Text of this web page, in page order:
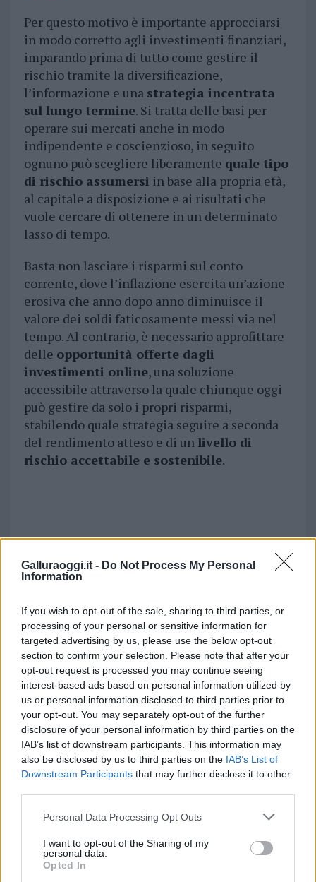
Galluraoggi.it - Do Not Process My Personal
Information
If you wish to opt-out of the sale, sharing to third parties, or
processing of your personal or sensitive information for
targeted advertising by us, please use the below opt-out
section to confirm your selection. Please note that after your
opt-out request is processed you may continue seeing
interest-based ads based on personal information utilized by
us or personal information disclosed to third parties prior to
your opt-out. You may separately opt-out of the further
disclosure of your personal information by third parties on the
IAB’s list of downstream participants. This information may
also be disclosed by us to third parties on the IAB’s List of
Downstream Participants that may further disclose it to other
Please note that this website/app uses one or more Google
not limited to your visit or usage behaviour. You may click to
grant or deny consent to Google and its third-party tags to
use your data for below specified purposes in below Google
Personal Data Processing Opt Outs
I want to opt-out of the Sharing of my
personal data.
Opted In
Per questo motivo è importante approcciarsi
in modo corretto agli investimenti finanziari,
imparando prima di tutto come gestire il
rischio tramite la diversificazione,
l’informazione e una strategia incentrata
sul lungo termine. Si tratta delle basi per
operare sui mercati anche in modo
indipendente e coscienzioso, in seguito
ognuno può scegliere liberamente quale tipo
di rischio assumersi in base alla propria età,
al capitale a disposizione e ai risultati che
vuole cercare di ottenere in un determinato
lasso di tempo.
Basta non lasciare i risparmi sul conto
corrente, dove l’inflazione esercita un’azione
erosiva che anno dopo anno diminuisce il
valore dei soldi faticosamente messi via nel
tempo. Al contrario, è necessario approfittare
delle opportunità offerte dagli
investimenti online, una soluzione
accessibile attraverso la quale chiunque oggi
può gestire da solo i propri risparmi,
stabilendo quale strategia seguire a seconda
del rendimento atteso e di un livello di
rischio accettabile e sostenibile.